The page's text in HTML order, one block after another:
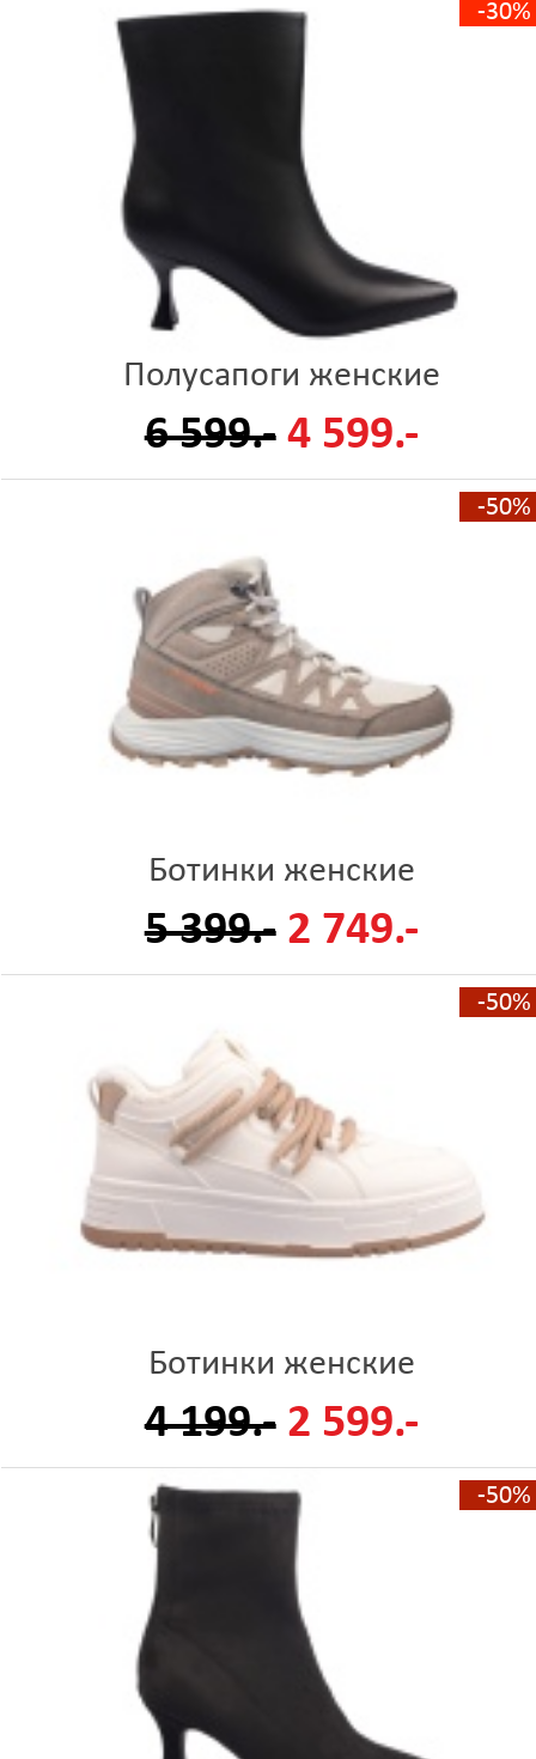
-30%
Полусапоги женские
6 599.- 4 599.-
-50%
Ботинки женские
5 399.- 2 749.-
-50%
Ботинки женские
4 199.- 2 599.-
-50%